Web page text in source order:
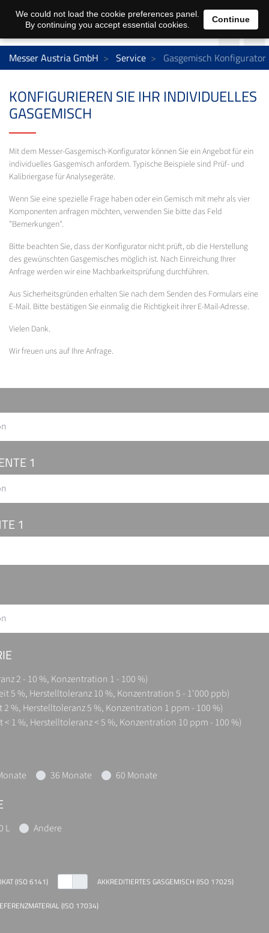
Messer Austria GmbH Service Gasgemisch Konfigurator
KONFIGURIEREN SIE IHR INDIVIDUELLES
GASGEMISCH
Mit dem Messer-Gasgemisch-Konfigurator können Sie ein Angebot für ein
individuelles Gasgemisch anfordern. Typische Beispiele sind Prüf- und
Kalibriergase für Analysegeräte.
Wenn Sie eine spezielle Frage haben oder ein Gemisch mit mehr als vier
Komponenten anfragen möchten, verwenden Sie bitte das Feld
"Bemerkungen".
Bitte beachten Sie, dass der Konfigurator nicht prüft, ob die Herstellung
des gewünschten Gasgemisches möglich ist. Nach Einreichung Ihrer
Anfrage werden wir eine Machbarkeitsprüfung durchführen.
Aus Sicherheitsgründen erhalten Sie nach dem Senden des Formulars eine
E-Mail. Bitte bestätigen Sie einmalig die Richtigkeit ihrer E-Mail-Adresse.
Vielen Dank.
Wir freuen uns auf Ihre Anfrage.
1
1
2 - 10 %, Konzentration 1 - 100 %)
5 %, Herstelltoleranz 10 %, Konzentration 5 - 1'000 ppb)
%, Herstelltoleranz 5 %, Konzentration 1 ppm - 100 %)
1 %, Herstelltoleranz < 5 %, Konzentration 10 ppm - 100 %)
36 Monate 60 Monate
L Andere
(ISO 6141) AKKREDITIERTES GASGEMISCH (ISO 17025)
(ISO 17034)
We could not load the cookie preferences panel.
By continuing you accept essential cookies.
Continue